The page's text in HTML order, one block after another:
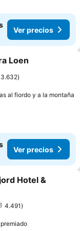
Ver precios
Loen
3.632
al fiordo y a la montaña
Ver precios
Hotel &
4.491
Ver precios